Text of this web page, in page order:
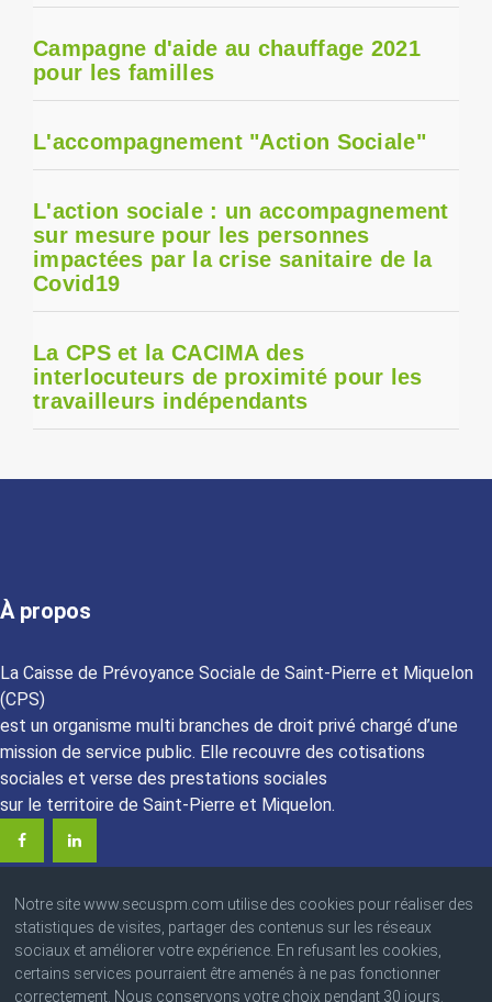
Campagne d'aide au chauffage 2021
pour les familles
L'accompagnement "Action Sociale"
L'action sociale : un accompagnement
sur mesure pour les personnes
impactées par la crise sanitaire de la
Covid19
La CPS et la CACIMA des
interlocuteurs de proximité pour les
travailleurs indépendants
À propos
La Caisse de Prévoyance Sociale de Saint-Pierre et Miquelon
(CPS)
est un organisme multi branches de droit privé chargé d’une
mission de service public. Elle recouvre des cotisations
sociales et verse des prestations sociales
sur le territoire de Saint-Pierre et Miquelon.
© 2023 Caisse de Prévoyance Sociale
Notre site www.secuspm.com utilise des cookies pour réaliser des
statistiques de visites, partager des contenus sur les réseaux
sociaux et améliorer votre expérience. En refusant les cookies,
certains services pourraient être amenés à ne pas fonctionner
correctement. Nous conservons votre choix pendant 30 jours.